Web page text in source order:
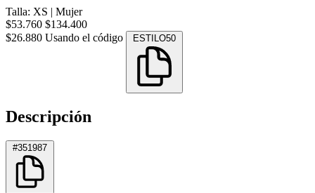
Talla: XS | Mujer
$53.760 $134.400
$26.880 Usando el código ESTILO50
Descripción
#351987